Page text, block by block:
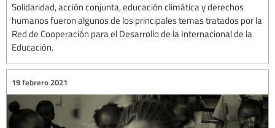
Solidaridad, acción conjunta, educación climática y derechos
humanos fueron algunos de los principales temas tratados por la
Red de Cooperación para el Desarrollo de la Internacional de la
Educación.
19 febrero 2021